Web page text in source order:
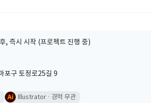
, 즉시 시작 (프로젝트 진행 중)
포구 토정로25길 9
Illustrator 경력 무관